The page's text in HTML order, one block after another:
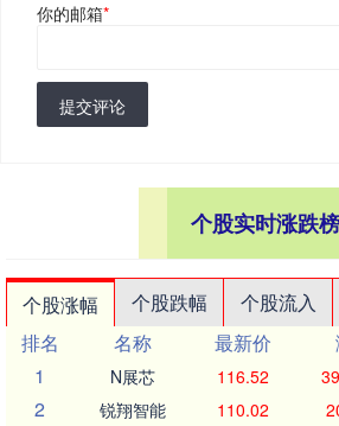
你的邮箱*
提交评论
个股实时涨跌榜
个股涨幅 个股跌幅 个股流入
排名
名称 最新价
1
N展芯 116.52
2 锐翔智能 110.02